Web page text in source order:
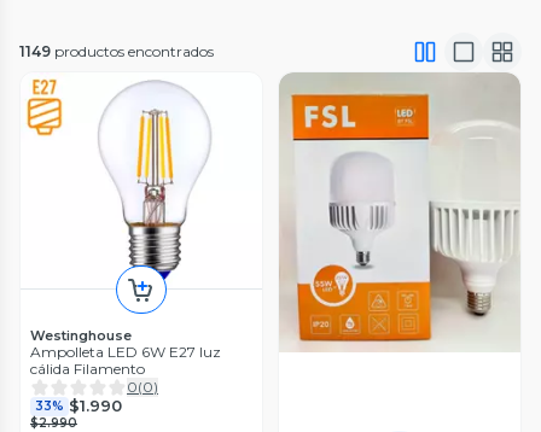
1149 productos encontrados
Westinghouse
Ampolleta LED 6W E27 luz
cálida Filamento
0(0)
33% $1.990
$2.990